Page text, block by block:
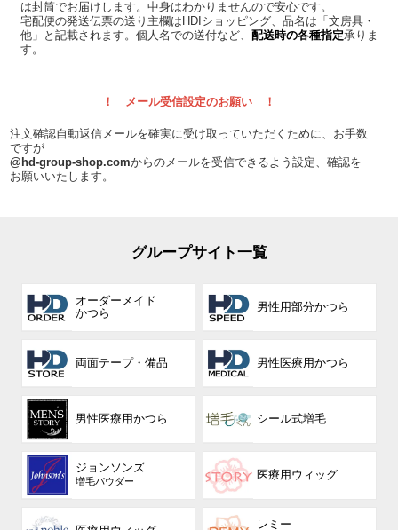
は封筒でお届けします。中身はわかりませんので安心です。
宅配便の発送伝票の送り主欄はHDIショッピング、品名は「文房具・
他」と記載されます。個人名での送付など、 配送時の各種指定承りま
す。
！ メール受信設定のお願い ！
注文確認自動返信メールを確実に受け取っていただくために、お手数
ですが
@hd-group-shop.comからのメールを受信できるよう設定、確認を
お願いいたします。
グループサイト一覧
オーダーメイド
かつら
男性用部分かつら
両面テープ・備品 男性医療用かつら
男性医療用かつら シール式増毛
ジョンソンズ
増毛パウダー 医療用ウィッグ
レミー